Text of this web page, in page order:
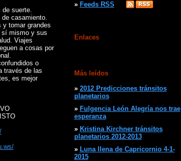
suerte.
casamiento.
tomar grandes
sí mismo y sus
Viajes
a cosas por
o
través de las
es mejor
» Feeds RSS
Enlaces
Más leídos
» 2012 Predicciones tránsitos
planetarios
» Fulgencia León Alegría nos trae
esperanza
» Kristina Kirchner tránsitos
planetarios 2012-2013
» Luna llena de Capricornio 4-1-
2015